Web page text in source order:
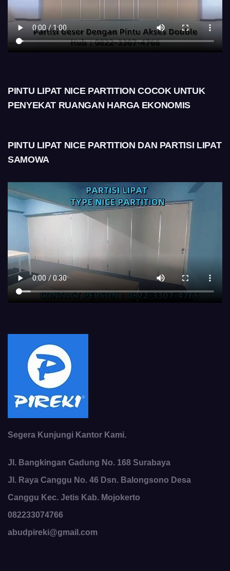
PINTU LIPAT NICE PARTITION COCOK UNTUK
PENYEKAT RUANGAN HARGA EKONOMIS
PINTU LIPAT NICE PARTITION DAN PARTISI LIPAT
SAMOWA
Segera Kunjungi Kantor Kami.
Jl. Bangkingan Gadung No. 168 Surabaya
Jl. Raya Canggu No. 46 Dsn. Balongsono Desa
Canggu Kec. Jetis Kab. Mojokerto
082233074766
abudpireki@gmail.com